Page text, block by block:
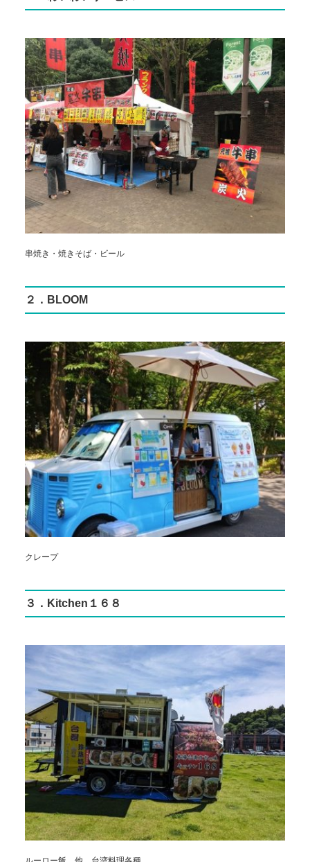
串焼き・焼きそば・ビール
２．BLOOM
クレープ
３．Kitchen１６８